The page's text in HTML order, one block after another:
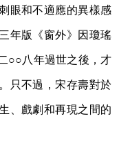
眼和不適應的異樣感
年版《窗外》因瓊瑤
○○八年過世之後，才
只不過，宋存壽對於
、戲劇和再現之間的